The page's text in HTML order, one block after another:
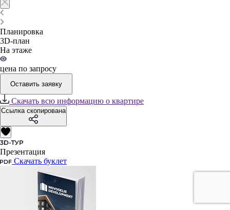
Планировка
3D-план
На этаже
цена по запросу
Оставить заявку
Скачать всю информацию о квартире
Ссылка скопирована
Презентация
Скачать буклет